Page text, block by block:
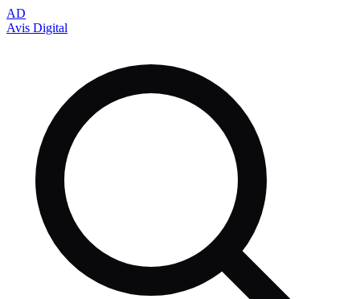
AD
Avis Digital